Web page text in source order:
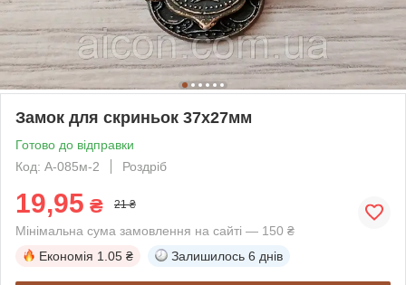
Замок для скриньок 37х27мм
Готово до відправки
Код: А-085м-2
Роздріб
19,95 ₴ 21 ₴
Мінімальна сума замовлення на сайті — 150 ₴
Економія 1.05 ₴ Залишилось 6 днів